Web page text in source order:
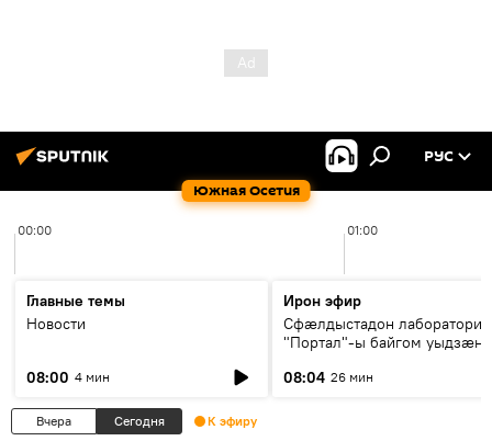
Южная Осетия
РУС
00:00 01:00
Главные темы
Новости
08:00 4 мин
Ирон эфир
Сфæлдыстадон лаборатори
"Портал"-ы байгом уыдзæн
Æхсары куыстыты равдыст
08:04 26 мин
Вчера Сегодня К эфиру